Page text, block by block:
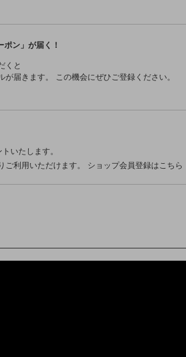
ポン」が届く！
くと
が届きます。 この機会にぜひご登録ください。
いたします。
ご利用いただけます。 ショップ会員登録はこちら